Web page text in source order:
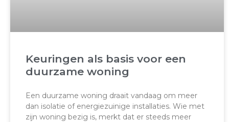
Keuringen als basis voor een
duurzame woning
Een duurzame woning draait vandaag om meer
dan isolatie of energiezuinige installaties. Wie met
zijn woning bezig is, merkt dat er steeds meer